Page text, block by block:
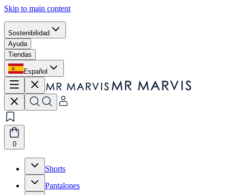
Skip to main content
Sostenibilidad
Ayuda
Tiendas
Español
0
Shorts
Pantalones